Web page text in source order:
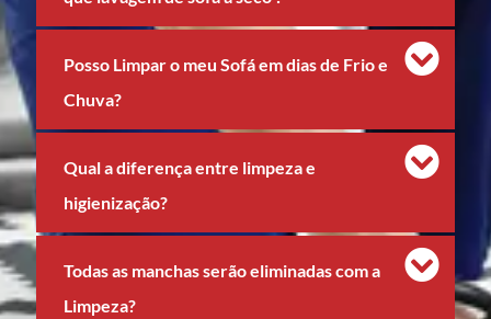
Posso Limpar o meu Sofá em dias de Frio e
Chuva?
Qual a diferença entre limpeza e
higienização?
Todas as manchas serão eliminadas com a
Limpeza?